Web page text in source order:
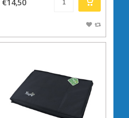
€14,50